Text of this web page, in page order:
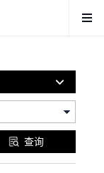
查询